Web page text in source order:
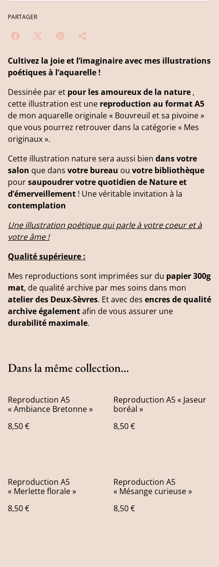
PARTAGER
Cultivez la joie et l’imaginaire avec mes illustrations
poétiques à l’aquarelle !
Dessinée par et pour les amoureux de la nature ,
cette illustration est une reproduction au format A5
de mon aquarelle originale « Bouvreuil et sa pivoine »
que vous pourrez retrouver dans la catégorie « Mes
originaux ».
Cette illustration nature sera aussi bien dans votre
salon que dans votre bureau ou votre bibliothèque
poursaupoudrer votre quotidien de Nature et
d’émerveillement ! Une véritable invitation à la
contemplation
Une illustration poétique qui parle à votre coeur et à
votre âme !
Qualité supérieure :
Mes reproductions sont imprimées sur du papier 300g
mat, de qualité archive par mes soins dans mon
atelier des Deux-Sèvres. Et avec des encres de qualité
archive égalementafin de vous assurer une
durabilité maximale.
Dans la même collection…
Reproduction A5
« Ambiance Bretonne »
8,50 €
Reproduction A5 « Jaseur
boréal »
8,50 €
Reproduction A5
« Merlette florale »
8,50 €
Reproduction A5
« Mésange curieuse »
8,50 €